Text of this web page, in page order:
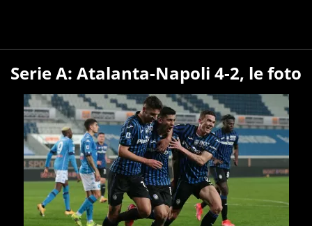
Serie A: Atalanta-Napoli 4-2, le foto